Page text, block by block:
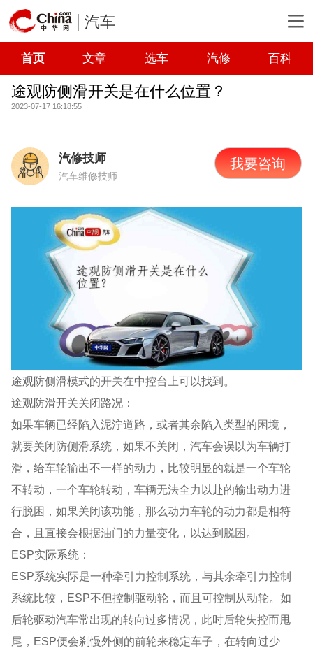
汽车
首页 文章 选车 汽修 百科
途观防侧滑开关是在什么位置？
2023-07-17 16:18:55
汽修技师
汽车维修技师
我要咨询
途观防侧滑模式的开关在中控台上可以找到。
途观防滑开关关闭路况：
如果车辆已经陷入泥泞道路，或者其余陷入类型的困境，
就要关闭防侧滑系统，如果不关闭，汽车会误以为车辆打
滑，给车轮输出不一样的动力，比较明显的就是一个车轮
不转动，一个车轮转动，车辆无法全力以赴的输出动力进
行脱困，如果关闭该功能，那么动力车轮的动力都是相符
合，且直接会根据油门的力量变化，以达到脱困。
ESP实际系统：
ESP系统实际是一种牵引力控制系统，与其余牵引力控制
系统比较，ESP不但控制驱动轮，而且可控制从动轮。如
后轮驱动汽车常出现的转向过多情况，此时后轮失控而甩
尾，ESP便会刹慢外侧的前轮来稳定车子，在转向过少